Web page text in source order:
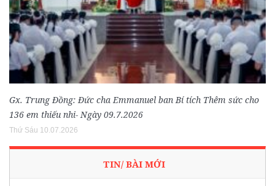
Gx. Trung Đồng: Đức cha Emmanuel ban Bí tích Thêm sức cho
136 em thiếu nhi- Ngày 09.7.2026
Thứ Sáu 10.07.2026
TIN/ BÀI MỚI